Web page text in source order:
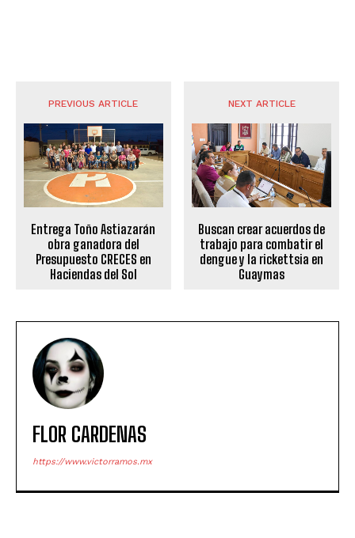
PREVIOUS ARTICLE
Entrega Toño Astiazarán
obra ganadora del
Presupuesto CRECES en
Haciendas del Sol
NEXT ARTICLE
Buscan crear acuerdos de
trabajo para combatir el
dengue y la rickettsia en
Guaymas
FLOR CARDENAS
https://www.victorramos.mx